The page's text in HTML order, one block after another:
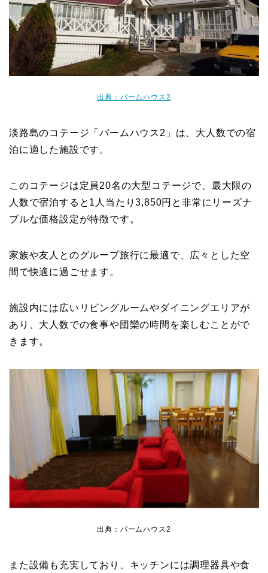
出典：パームハウス2
淡路島のコテージ「パームハウス2」は、大人数での宿
泊に適した施設です。
このコテージは定員20名の大型コテージで、最大限の
人数で宿泊すると1人当たり3,850円と非常にリーズナ
ブルな価格設定が特徴です。
家族や友人とのグループ旅行に最適で、広々とした空
間で快適に過ごせます。
施設内には広いリビングルームやダイニングエリアが
あり、大人数での食事や団欒の時間を楽しむことがで
きます。
出典：パームハウス2
また設備も充実しており、キッチンには調理器具や食